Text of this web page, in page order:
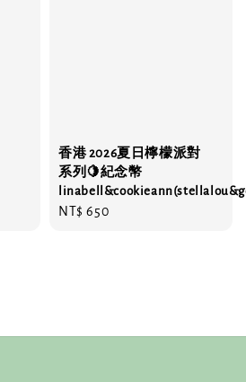
香港 2026夏日檸檬派對
系列🍋紀念幣
Regular
NT$ 650